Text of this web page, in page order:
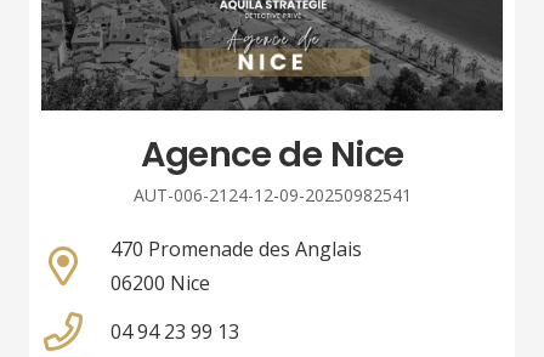
Agence de Nice
AUT-006-2124-12-09-20250982541
470 Promenade des Anglais
06200 Nice
04 94 23 99 13